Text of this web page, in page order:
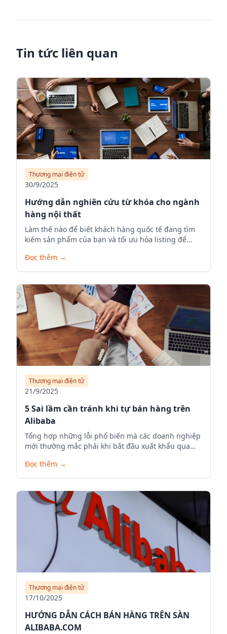
Tin tức liên quan
Thương mại điện tử
30/9/2025
Hướng dẫn nghiên cứu từ khóa cho ngành
hàng nội thất
Làm thế nào để biết khách hàng quốc tế đang tìm
kiếm sản phẩm của bạn và tối ưu hóa listing để
Đọc thêm →
Thương mại điện tử
21/9/2025
5 Sai lầm cần tránh khi tự bán hàng trên
Alibaba
Tổng hợp những lỗi phổ biến mà các doanh nghiệp
mới thường mắc phải khi bắt đầu xuất khẩu qua
Đọc thêm →
Thương mại điện tử
17/10/2025
HƯỚNG DẪN CÁCH BÁN HÀNG TRÊN SÀN
ALIBABA.COM